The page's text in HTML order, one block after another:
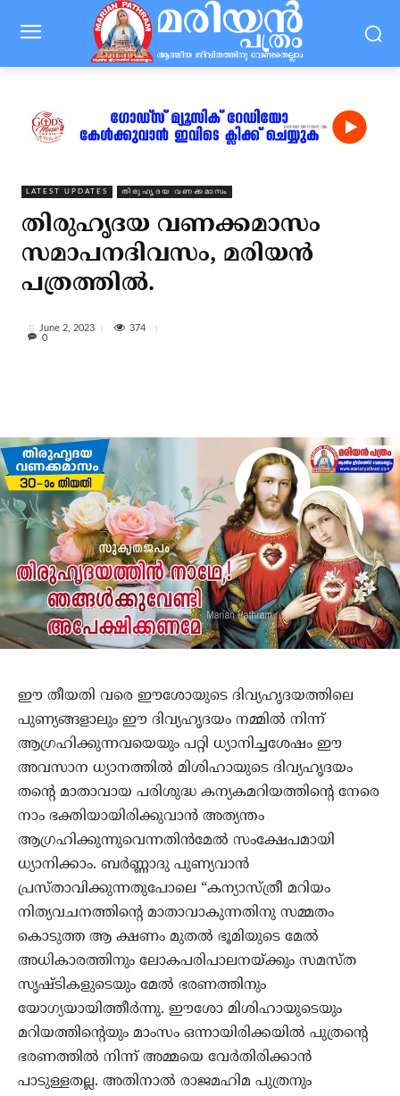
LATEST UPDATES തിരുഹൃദയ വണക്കമാസം
തിരുഹൃദയ വണക്കമാസം
സമാപനദിവസം, മരിയന്‍
പത്രത്തില്‍.
June 2, 2023
374
0
ഈ തീയതി വരെ ഈശോയുടെ ദിവ്യഹൃദയത്തിലെ
പുണ്യങ്ങളാലും ഈ ദിവ്യഹൃദയം നമ്മില്‍ നിന്ന്
ആഗ്രഹിക്കുന്നവയെയും പറ്റി ധ്യാനിച്ചശേഷം ഈ
അവസാന ധ്യാനത്തില്‍ മിശിഹായുടെ ദിവ്യഹൃദയം
തന്‍റെ മാതാവായ പരിശുദ്ധ കന്യകമറിയത്തിന്‍റെ നേരെ
നാം ഭക്തിയായിരിക്കുവാന്‍ അത്യന്തം
ആഗ്രഹിക്കുന്നുവെന്നതിന്‍മേല്‍ സംക്ഷേപമായി
ധ്യാനിക്കാം. ബര്‍ണ്ണാദു പുണ്യവാന്‍
പ്രസ്താവിക്കുന്നതുപോലെ “കന്യാസ്ത്രീ മറിയം
നിത്യവചനത്തിന്‍റെ മാതാവാകുന്നതിനു സമ്മതം
കൊടുത്ത ആ ക്ഷണം മുതല്‍ ഭൂമിയുടെ മേല്‍
അധികാരത്തിനും ലോകപരിപാലനയ്ക്കും സമസ്ത
സൃഷ്ടികളുടെയും മേല്‍ ഭരണത്തിനും
യോഗ്യയായിത്തീര്‍ന്നു. ഈശോ മിശിഹായുടെയും
മറിയത്തിന്‍റെയും മാംസം ഒന്നായിരിക്കയില്‍ പുത്രന്‍റെ
ഭരണത്തില്‍ നിന്ന്‍ അമ്മയെ വേര്‍തിരിക്കാന്‍
പാടുള്ളതല്ല. അതിനാല്‍ രാജമഹിമ പുത്രനും